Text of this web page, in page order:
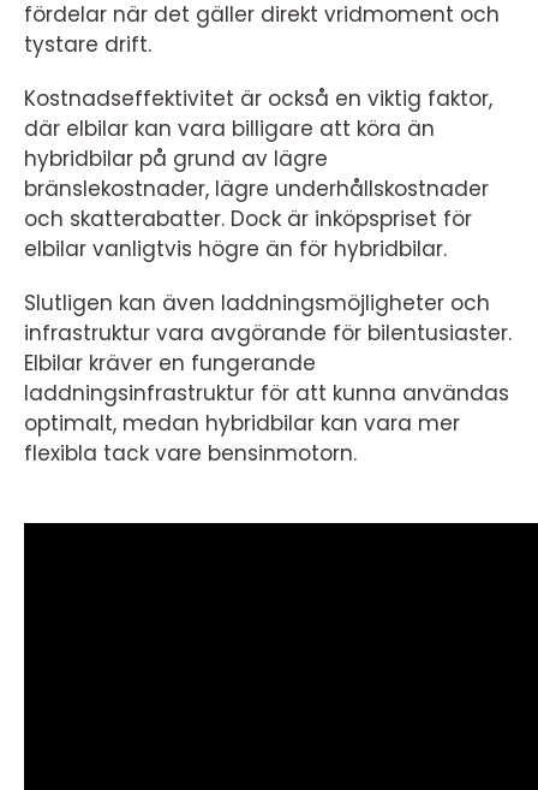
fördelar när det gäller direkt vridmoment och
tystare drift.
Kostnadseffektivitet är också en viktig faktor,
där elbilar kan vara billigare att köra än
hybridbilar på grund av lägre
bränslekostnader, lägre underhållskostnader
och skatterabatter. Dock är inköpspriset för
elbilar vanligtvis högre än för hybridbilar.
Slutligen kan även laddningsmöjligheter och
infrastruktur vara avgörande för bilentusiaster.
Elbilar kräver en fungerande
laddningsinfrastruktur för att kunna användas
optimalt, medan hybridbilar kan vara mer
flexibla tack vare bensinmotorn.